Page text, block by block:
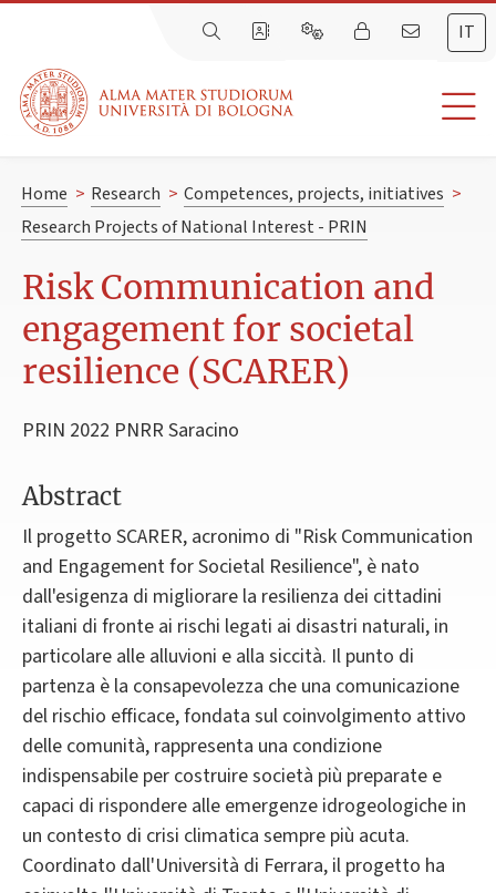
IT
Home > Research > Competences, projects, initiatives >
Research Projects of National Interest - PRIN
Risk Communication and
engagement for societal
resilience (SCARER)
PRIN 2022 PNRR Saracino
Abstract
Il progetto SCARER, acronimo di "Risk Communication
and Engagement for Societal Resilience", è nato
dall'esigenza di migliorare la resilienza dei cittadini
italiani di fronte ai rischi legati ai disastri naturali, in
particolare alle alluvioni e alla siccità. Il punto di
partenza è la consapevolezza che una comunicazione
del rischio efficace, fondata sul coinvolgimento attivo
delle comunità, rappresenta una condizione
indispensabile per costruire società più preparate e
capaci di rispondere alle emergenze idrogeologiche in
un contesto di crisi climatica sempre più acuta.
Coordinato dall'Università di Ferrara, il progetto ha